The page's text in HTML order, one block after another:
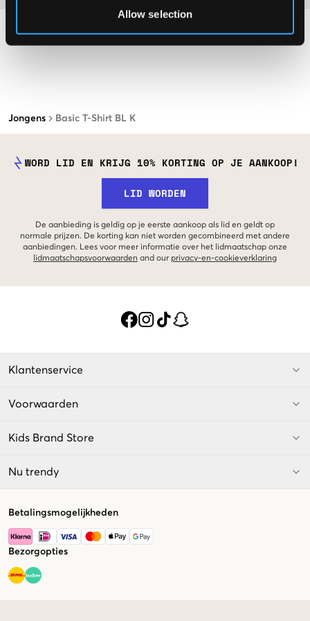
Allow selection
Jongens Basic T-Shirt BL K
WORD LID EN KRIJG 10% KORTING OP JE AANKOOP!
LID WORDEN
De aanbieding is geldig op je eerste aankoop als lid en geldt op
normale prijzen. De korting kan niet worden gecombineerd met andere
aanbiedingen. Lees voor meer informatie over het lidmaatschap onze
lidmaatschapsvoorwaarden and our privacy-en-cookieverklaring
Klantenservice
Voorwaarden
Kids Brand Store
Nu trendy
Betalingsmogelijkheden
Bezorgopties